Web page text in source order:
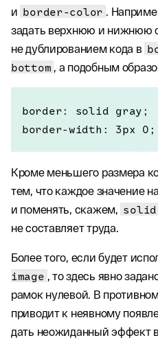
и border-color
.
задать верхнюю и нижнюю
не дублированием кода в
bottom
, а подобным
border: solid gray;
border-width: 3px 0;
Кроме меньшего размера
тем, что каждое значение
и поменять, скажем,
solid
не составляет труда.
Более того, если будет
image
, то здесь явно
рамок нулевой. В
приводит к неявному
дать неожиданный эффект в